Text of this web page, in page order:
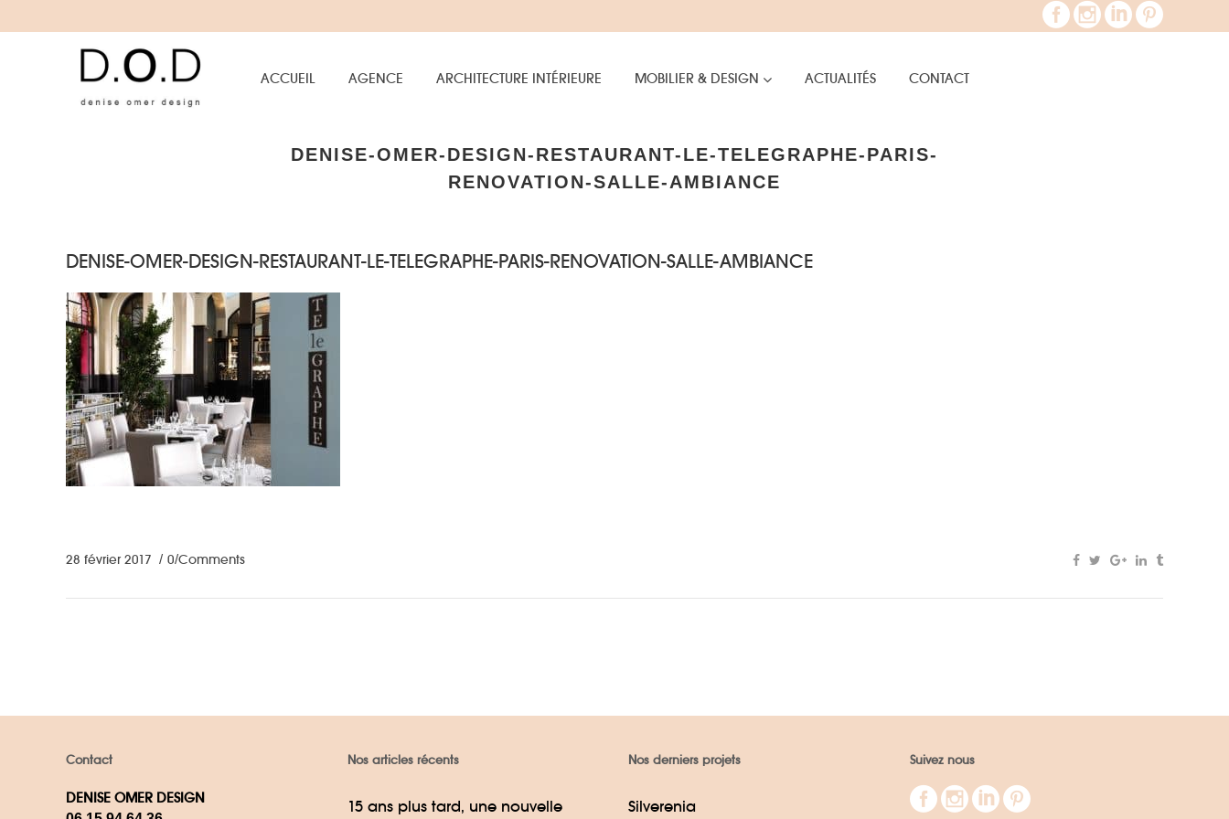
ACCUEIL AGENCE ARCHITECTURE INTÉRIEURE MOBILIER & DESIGN ACTUALITÉS CONTACT
DENISE-OMER-DESIGN-RESTAURANT-LE-TELEGRAPHE-PARIS-
RENOVATION-SALLE-AMBIANCE
DENISE-OMER-DESIGN-RESTAURANT-LE-TELEGRAPHE-PARIS-RENOVATION-SALLE-AMBIANCE
28 février 2017 0 Comments
Contact
DENISE OMER DESIGN
Nos articles récents
15 ans plus tard, une nouvelle
Nos derniers projets
Silverenia
Suivez nous